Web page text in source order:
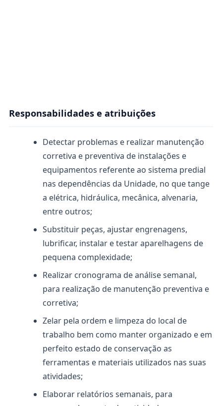
Responsabilidades e atribuições
Detectar problemas e realizar manutenção
corretiva e preventiva de instalações e
equipamentos referente ao sistema predial
nas dependências da Unidade, no que tange
a elétrica, hidráulica, mecânica, alvenaria,
entre outros;
Substituir peças, ajustar engrenagens,
lubrificar, instalar e testar aparelhagens de
pequena complexidade;
Realizar cronograma de análise semanal,
para realização de manutenção preventiva e
corretiva;
Zelar pela ordem e limpeza do local de
trabalho bem como manter organizado e em
perfeito estado de conservação as
ferramentas e materiais utilizados nas suas
atividades;
Elaborar relatórios semanais, para